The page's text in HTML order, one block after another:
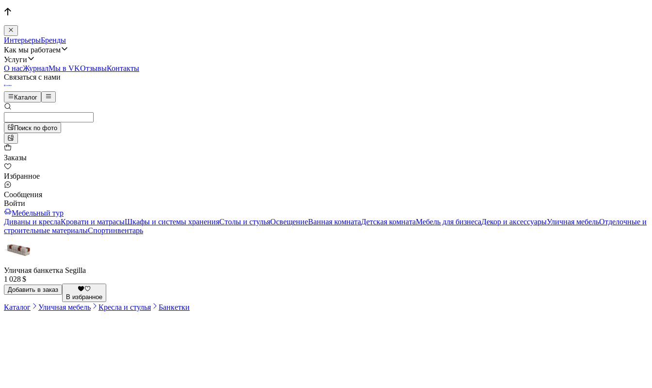
ИнтерьерыБренды
Как мы работаем
Услуги
О насЖурналМы в VKОтзывыКонтакты
Связаться с нами
Каталог
Поиск по фото
Заказы
Избранное
Сообщения
Войти
Мебельный тур
Диваны и креслаКровати и матрасыШкафы и системы храненияСтолы и стульяОсвещениеВанная комнатаДетская комнатаМебель для бизнесаДекор и аксессуарыУличная мебельОтделочные и
строительные материалыСпортинвентарь
Уличная банкетка Segilla
1 028 $
Добавить в заказ
В избранное
Каталог Уличная мебель Кресла и стулья Банкетки